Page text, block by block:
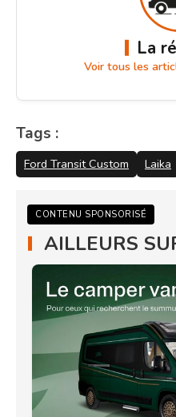
La
Voir tous les
Tags :
Ford Transit Custom Laika
CONTENU SPONSORISÉ
AILLEURS